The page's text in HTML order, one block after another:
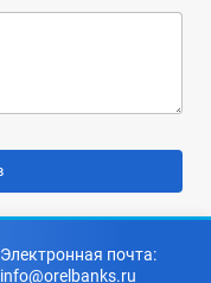
Электронная почта:
info@orelbanks.ru